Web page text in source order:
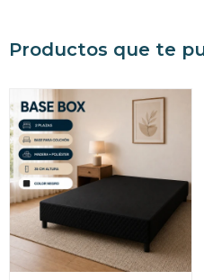
Productos que te